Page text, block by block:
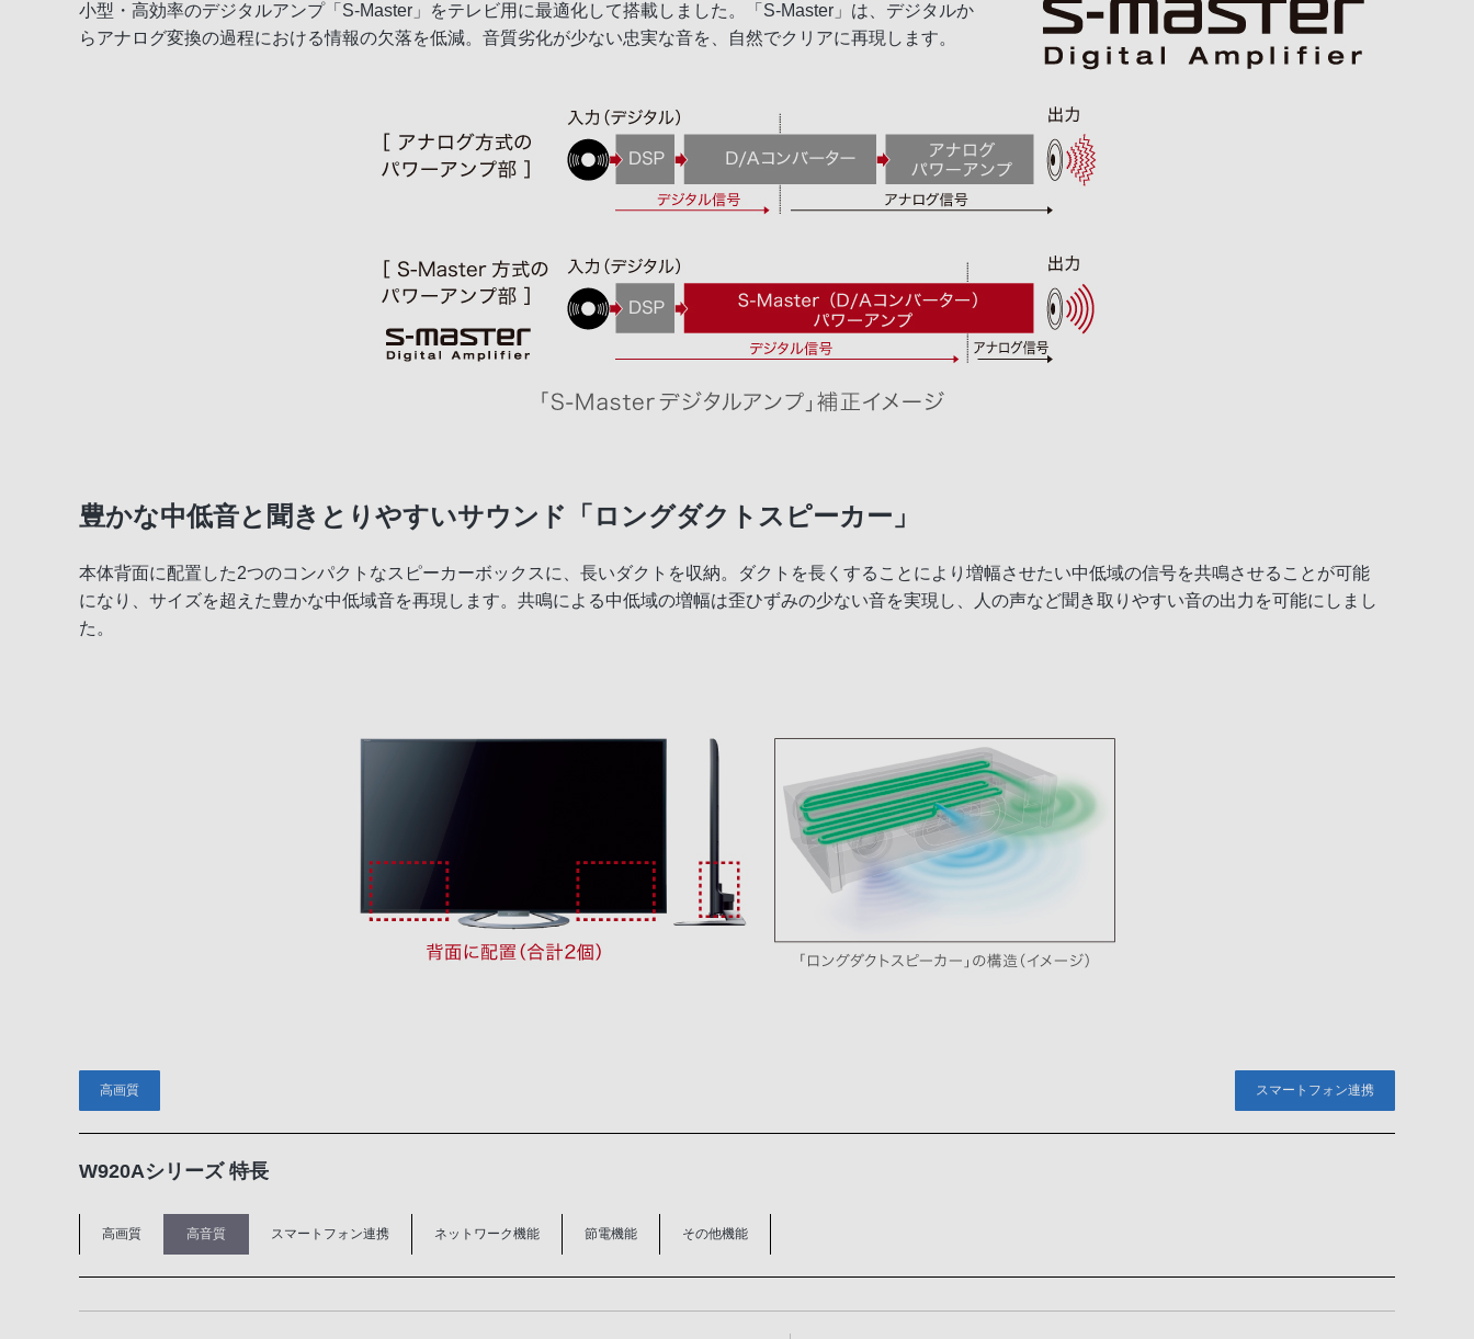
小型・高効率のデジタルアンプ「S-Master」をテレビ用に最適化して搭載しました。「S-Master」は、デジタルか
らアナログ変換の過程における情報の欠落を低減。音質劣化が少ない忠実な音を、自然でクリアに再現します。
豊かな中低音と聞きとりやすいサウンド「ロングダクトスピーカー」
本体背面に配置した2つのコンパクトなスピーカーボックスに、長いダクトを収納。ダクトを長くすることにより増幅させたい中低域の信号を共鳴させることが可能
になり、サイズを超えた豊かな中低域音を再現します。共鳴による中低域の増幅は歪ひずみの少ない音を実現し、人の声など聞き取りやすい音の出力を可能にしまし
た。
高画質 スマートフォン連携
W920Aシリーズ 特長
高画質 高音質 スマートフォン連携 ネットワーク機能 節電機能 その他機能